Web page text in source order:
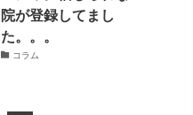
院が登録してまし
た。。。
コラム